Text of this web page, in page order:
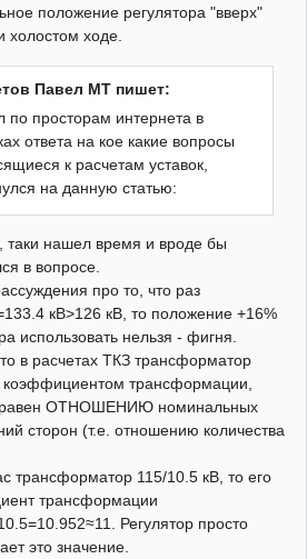
положение регулятора "вверх"
холостом ходе.
Павел МТ пишет:
по просторам интернета в
ответа на кое какие вопросы
к расчетам уставок,
на данную статью:
нашел время и вроде бы
в вопросе.
про то, что раз
кВ>126 кВ, то положение +16%
использовать нельзя - фигня.
в расчетах ТКЗ трансформатор
коэффициентом трансформации,
равен ОТНОШЕНИЮ номинальных
сторон (т.е. отношению количества
трансформатор 115/10.5 кВ, то его
трансформации
Регулятор просто
это значение.